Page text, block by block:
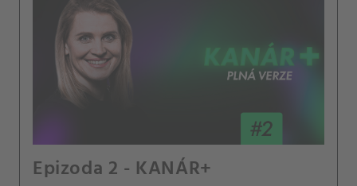
Epizoda 2 - KANÁR+